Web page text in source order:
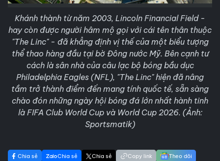
Khánh thành từ năm 2003, Lincoln Financial Field -
hay còn được người hâm mộ gọi với cái tên thân thuộc
"The Linc" - đã khẳng định vị thế của một biểu tượng
thể thao hàng đầu tại bờ Đông nước Mỹ. Bên cạnh tư
cách là sân nhà của câu lạc bộ bóng bầu dục
Philadelphia Eagles (NFL), "The Linc" hiện đã nâng
tầm trở thành điểm đến mang tính quốc tế, sẵn sàng
chào đón những ngày hội bóng đá lớn nhất hành tinh
là FIFA Club World Cup và World Cup 2026. (Ảnh:
Sportsmatik)
Chia sẻ Chia sẻ Chia sẻ Copy link Theo dõi